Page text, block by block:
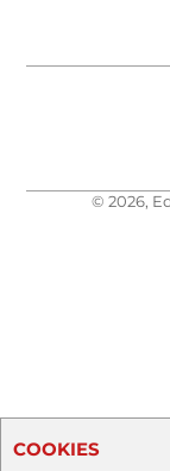
© 2026,
COOKIES